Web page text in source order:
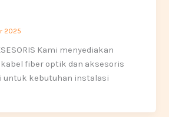
2025
Kami menyediakan
fiber optik dan aksesoris
untuk kebutuhan instalasi